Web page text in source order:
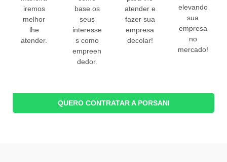
iremos
melhor
lhe
atender.
base os
seus
interesse
s como
empreen
dedor.
atender e
fazer sua
empresa
decolar!
elevando
sua
empresa
no
mercado!
QUERO CONTRATAR A PORSANI